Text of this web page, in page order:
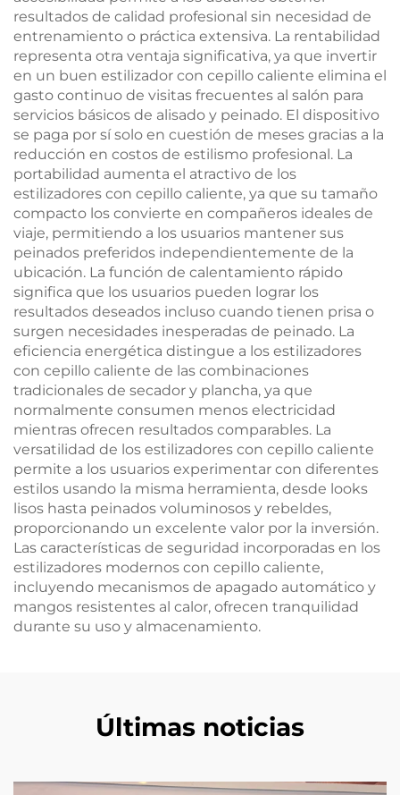
resultados de calidad profesional sin necesidad de
entrenamiento o práctica extensiva. La rentabilidad
representa otra ventaja significativa, ya que invertir
en un buen estilizador con cepillo caliente elimina el
gasto continuo de visitas frecuentes al salón para
servicios básicos de alisado y peinado. El dispositivo
se paga por sí solo en cuestión de meses gracias a la
reducción en costos de estilismo profesional. La
portabilidad aumenta el atractivo de los
estilizadores con cepillo caliente, ya que su tamaño
compacto los convierte en compañeros ideales de
viaje, permitiendo a los usuarios mantener sus
peinados preferidos independientemente de la
ubicación. La función de calentamiento rápido
significa que los usuarios pueden lograr los
resultados deseados incluso cuando tienen prisa o
surgen necesidades inesperadas de peinado. La
eficiencia energética distingue a los estilizadores
con cepillo caliente de las combinaciones
tradicionales de secador y plancha, ya que
normalmente consumen menos electricidad
mientras ofrecen resultados comparables. La
versatilidad de los estilizadores con cepillo caliente
permite a los usuarios experimentar con diferentes
estilos usando la misma herramienta, desde looks
lisos hasta peinados voluminosos y rebeldes,
proporcionando un excelente valor por la inversión.
Las características de seguridad incorporadas en los
estilizadores modernos con cepillo caliente,
incluyendo mecanismos de apagado automático y
mangos resistentes al calor, ofrecen tranquilidad
durante su uso y almacenamiento.
Últimas noticias